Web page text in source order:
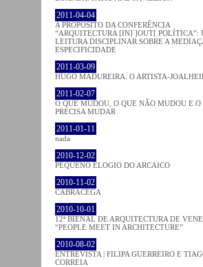
2011-04-04
A PROPÓSITO DA CONFERÊNCIA
“ARQUITECTURA [IN] ]OUT[ POLÍTICA”:
LEITURA DISCIPLINAR SOBRE A
ESPECIFICIDADE
2011-03-09
HUGO MADUREIRA: O ARTISTA-
2011-02-07
O QUE MUDOU, O QUE NÃO MUDOU E O
PRECISA MUDAR
2011-01-11
nada
2010-12-02
PEQUENO ELOGIO DO ARCAICO
2010-11-02
CABRACEGA
2010-10-01
12ª BIENAL DE ARQUITECTURA DE
“PEOPLE MEET IN ARCHITECTURE”
2010-08-02
ENTREVISTA | FILIPA GUERREIRO E
CORREIA